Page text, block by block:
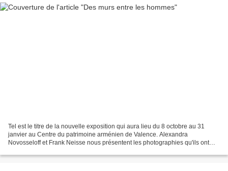
Tel est le titre de la nouvelle exposition qui aura lieu du 8 octobre au 31
janvier au Centre du patrimoine arménien de Valence. Alexandra
Novosseloff et Frank Neisse nous présentent les photographies qu'ils ont